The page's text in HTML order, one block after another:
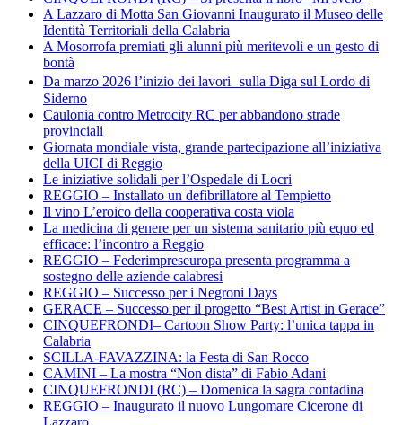
A Lazzaro di Motta San Giovanni Inaugurato il Museo delle
Identità Territoriali della Calabria
A Mosorrofa premiati gli alunni più meritevoli e un gesto di
bontà
Da marzo 2026 l’inizio dei lavori sulla Diga sul Lordo di
Siderno
Caulonia contro Metrocity RC per abbandono strade
provinciali
Giornata mondiale vista, grande partecipazione all’iniziativa
della UICI di Reggio
Le iniziative solidali per l’Ospedale di Locri
REGGIO – Installato un defibrillatore al Tempietto
Il vino L’eroico della cooperativa costa viola
La medicina di genere per un sistema sanitario più equo ed
efficace: l’incontro a Reggio
REGGIO – Federimpreseuropa presenta programma a
sostegno delle aziende calabresi
REGGIO – Successo per i Negroni Days
GERACE – Successo per il progetto “Best Artist in Gerace”
CINQUEFRONDI– Cartoon Show Party: l’unica tappa in
Calabria
SCILLA-FAVAZZINA: la Festa di San Rocco
CAMINI – La mostra “Non dista” di Fabio Adani
CINQUEFRONDI (RC) – Domenica la sagra contadina
REGGIO – Inaugurato il nuovo Lungomare Cicerone di